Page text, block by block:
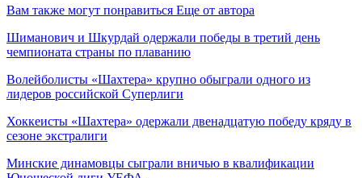
Вам также могут понравиться Еще от автора
Шиманович и Шкурдай одержали победы в третий день
чемпионата страны по плаванию
Волейболисты «Шахтера» крупно обыграли одного из
лидеров российской Суперлиги
Хоккеисты «Шахтера» одержали двенадцатую победу кряду в
сезоне экстралиги
Минские динамовцы сыграли вничью в квалификации